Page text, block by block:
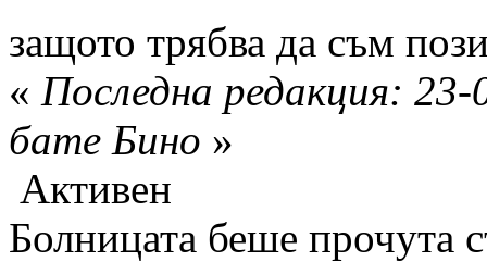
защото трябва да съм
« Последна редакция:
бате Бино »
Активен
Болницата беше прочута